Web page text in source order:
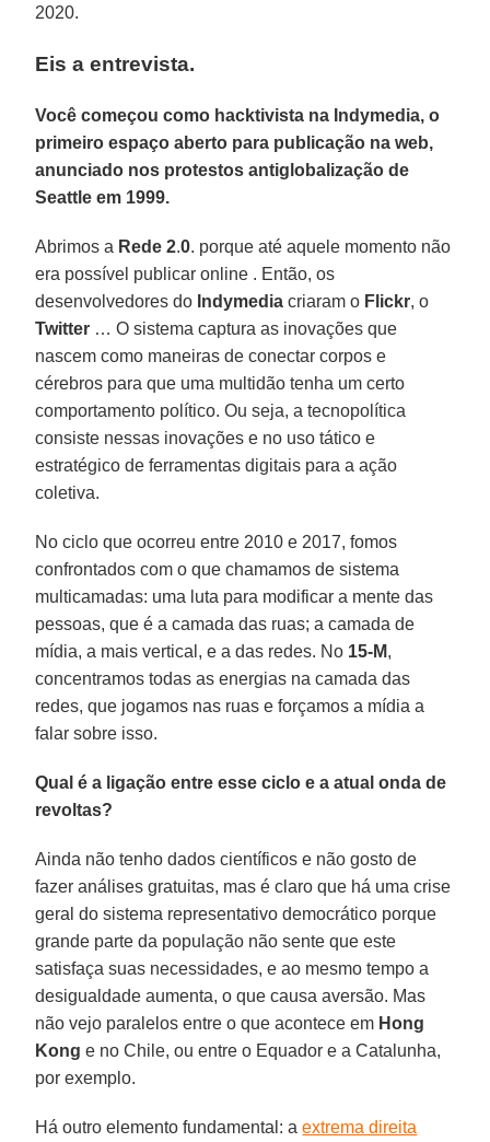
2020.
Eis a entrevista.
Você começou como hacktivista na Indymedia, o
primeiro espaço aberto para publicação na web,
anunciado nos protestos antiglobalização de
Seattle em 1999.
Abrimos a Rede 2.0. porque até aquele momento não
era possível publicar online . Então, os
desenvolvedores do Indymedia criaram o Flickr, o
Twitter … O sistema captura as inovações que
nascem como maneiras de conectar corpos e
cérebros para que uma multidão tenha um certo
comportamento político. Ou seja, a tecnopolítica
consiste nessas inovações e no uso tático e
estratégico de ferramentas digitais para a ação
coletiva.
No ciclo que ocorreu entre 2010 e 2017, fomos
confrontados com o que chamamos de sistema
multicamadas: uma luta para modificar a mente das
pessoas, que é a camada das ruas; a camada de
mídia, a mais vertical, e a das redes. No 15-M,
concentramos todas as energias na camada das
redes, que jogamos nas ruas e forçamos a mídia a
falar sobre isso.
Qual é a ligação entre esse ciclo e a atual onda de
revoltas?
Ainda não tenho dados científicos e não gosto de
fazer análises gratuitas, mas é claro que há uma crise
geral do sistema representativo democrático porque
grande parte da população não sente que este
satisfaça suas necessidades, e ao mesmo tempo a
desigualdade aumenta, o que causa aversão. Mas
não vejo paralelos entre o que acontece em Hong
Kong e no Chile, ou entre o Equador e a Catalunha,
por exemplo.
Há outro elemento fundamental: aextrema direita